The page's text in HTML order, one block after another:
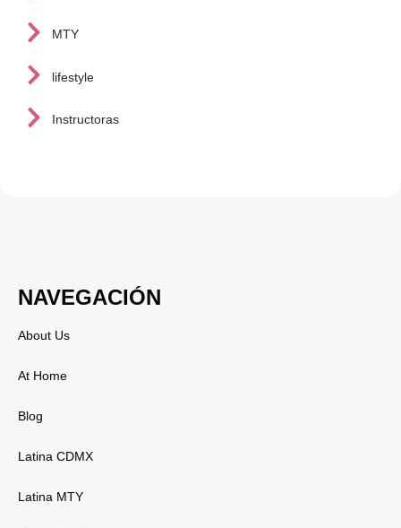
MTY
lifestyle
Instructoras
NAVEGACIÓN
About Us
At Home
Blog
Latina CDMX
Latina MTY